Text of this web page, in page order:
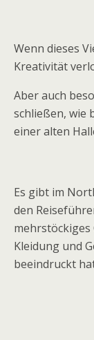
Wenn dieses
Kreativität
Aber auch
schließen, wie
einer alten
Es gibt im
den
mehrstöckiges
Kleidung und
beeindruckt